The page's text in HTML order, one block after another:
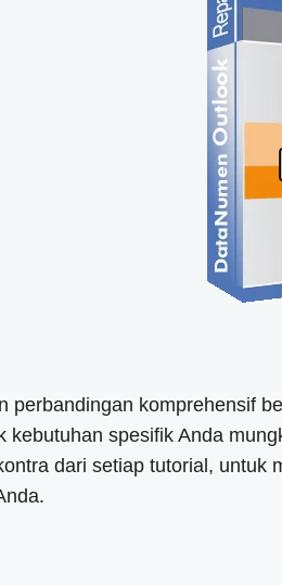
perbandingan komprehensif
spesifik Anda
dari setiap tutorial,